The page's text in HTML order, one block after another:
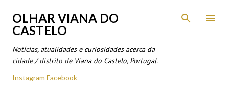
Avançar para o conteúdo principal
OLHAR VIANA DO
CASTELO
Notícias, atualidades e curiosidades acerca da
cidade / distrito de Viana do Castelo, Portugal.
Instagram Facebook